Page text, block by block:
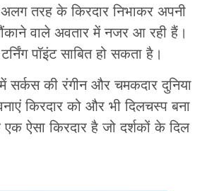
तरह के किरदार निभाकर अपनी
वाले अवतार में नजर आ रही हैं।
पॉइंट साबित हो सकता है।
सर्कस की रंगीन और चमकदार दुनिया
किरदार को और भी दिलचस्प बना
एक ऐसा किरदार है जो दर्शकों के दिल